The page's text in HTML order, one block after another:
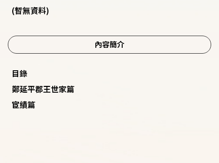
(暫無資料)
內容簡介
目錄
鄭延平郡王世家篇
宦績篇